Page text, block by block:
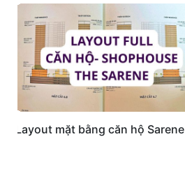
Layout mặt bằng căn hộ Sarene